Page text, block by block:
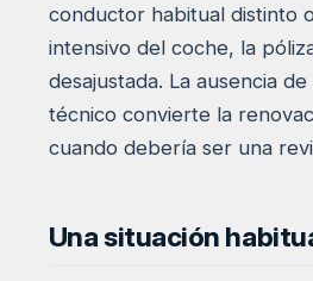
conductor habitual distinto
intensivo del coche, la
desajustada. La ausencia
técnico convierte la
cuando debería ser una
Una situación